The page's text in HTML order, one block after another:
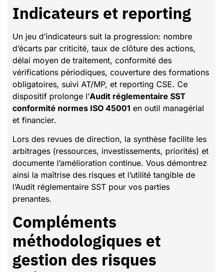
Indicateurs et reporting
Un jeu d’indicateurs suit la progression: nombre
d’écarts par criticité, taux de clôture des actions,
délai moyen de traitement, conformité des
vérifications périodiques, couverture des formations
obligatoires, suivi AT/MP, et reporting CSE. Ce
dispositif prolonge l’Audit réglementaire SST
conformité normes ISO 45001 en outil managérial
et financier.
Lors des revues de direction, la synthèse facilite les
arbitrages (ressources, investissements, priorités) et
documente l’amélioration continue. Vous démontrez
ainsi la maîtrise des risques et l’utilité tangible de
l’Audit réglementaire SST pour vos parties
prenantes.
Compléments
méthodologiques et
gestion des risques